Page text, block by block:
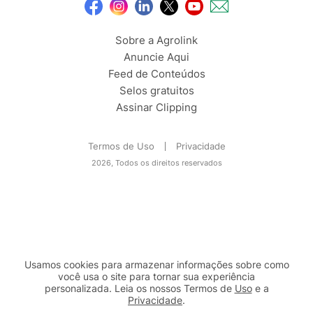
Sobre a Agrolink
Anuncie Aqui
Feed de Conteúdos
Selos gratuitos
Assinar Clipping
Termos de Uso Privacidade
2026, Todos os direitos reservados
Usamos cookies para armazenar informações sobre como
você usa o site para tornar sua experiência
personalizada. Leia os nossos Termos de Usoe a
Privacidade.